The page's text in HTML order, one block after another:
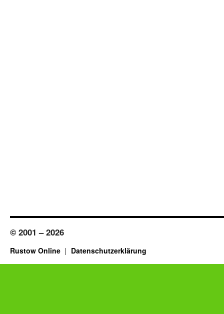
© 2001 – 2026
Rustow Online Datenschutzerklärung